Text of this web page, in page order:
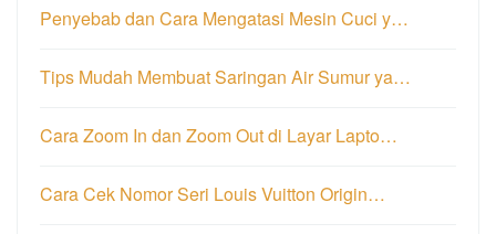
Penyebab dan Cara Mengatasi Mesin Cuci y…
Tips Mudah Membuat Saringan Air Sumur ya…
Cara Zoom In dan Zoom Out di Layar Lapto…
Cara Cek Nomor Seri Louis Vuitton Origin…